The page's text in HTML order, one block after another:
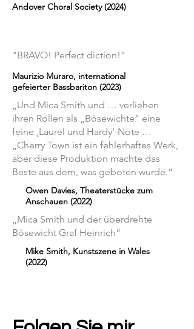
Andover Choral Society (2024)
"BRAVO! Perfect diction!"
Maurizio Muraro, international
gefeierter Bassbariton (2023)
„Und Mica Smith und … verliehen
ihren Rollen als „Bösewichte“ eine
feine ‚Laurel und Hardy‘-Note …
„Cherry Town ist ein fehlerhaftes Werk,
aber diese Produktion machte das
Beste aus dem, was geboten wurde.“
Owen Davies, Theaterstücke zum
Anschauen (2022)
„Mica Smith und der überdrehte
Bösewicht Graf Heinrich“
Mike Smith, Kunstszene in Wales
(2022)